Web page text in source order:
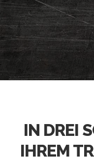
IN DREI
IHREM